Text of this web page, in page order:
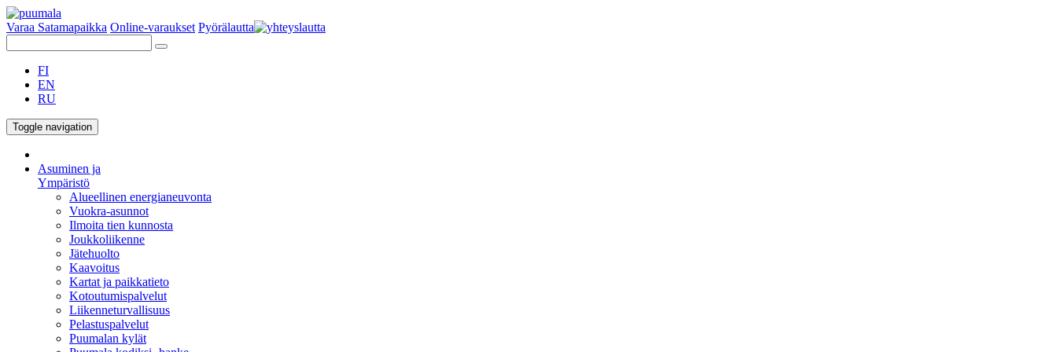
Varaa Satamapaikka Online-varaukset Pyörälautta
FI
EN
RU
Toggle navigation
Asuminen ja
Ympäristö
Alueellinen energianeuvonta
Vuokra-asunnot
Ilmoita tien kunnosta
Joukkoliikenne
Jätehuolto
Kaavoitus
Kartat ja paikkatieto
Kotoutumispalvelut
Liikenneturvallisuus
Pelastuspalvelut
Puumalan kylät